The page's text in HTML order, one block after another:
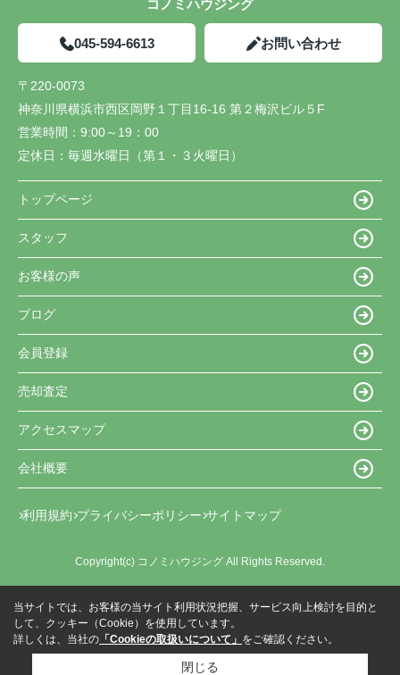
コノミハウジング
045-594-6613 お問い合わせ
〒220-0073
神奈川県横浜市西区岡野１丁目16-16 第２梅沢ビル５F
営業時間： 9:00～19：00
定休日： 毎週水曜日（第１・３火曜日）
トップページ
スタッフ
お客様の声
ブログ
会員登録
売却査定
アクセスマップ
会社概要
利用規約 プライバシーポリシー サイトマップ
Copyright(c) コノミハウジング All Rights Reserved.
当サイトでは、お客様の当サイト利用状況把握、サービス向上検討を目的と
して、クッキー（Cookie）を使用しています。
詳しくは、当社の 「Cookieの取扱いについて」 をご確認ください。
閉じる